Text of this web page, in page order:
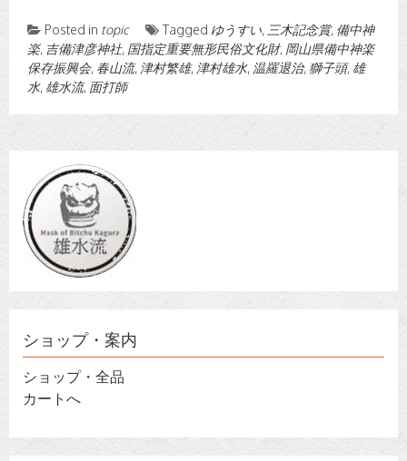
Posted in topic Tagged ゆうすい, 三木記念賞, 備中神
楽, 吉備津彦神社, 国指定重要無形民俗文化財, 岡山県備中神楽
保存振興会, 春山流, 津村繁雄, 津村雄水, 温羅退治,獅子頭,雄
水,雄水流, 面打師
ショップ・案内
ショップ・全品
カートへ